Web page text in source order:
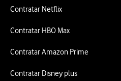
Contratar Netflix
Contratar HBO Max
Contratar Amazon Prime
Contratar Disney plus